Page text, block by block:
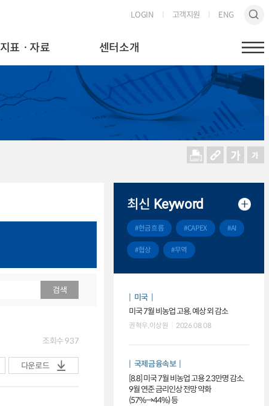
LOGIN 고객지원 ENG
지표ㆍ자료 센터소개
검색
조회수 937
다운로드
최신 Keyword
#현금흐름 #CAPEX #AI
#협상 #무역
미국
미국 7월 비농업 고용, 예상 외 감소
권혁우,이상원 2026.08.08
국제금융속보
[8.8] 미국 7월 비농업 고용 2.3만명 감소.
9월 연준 금리인상 전망 약화
(57%→44%) 등